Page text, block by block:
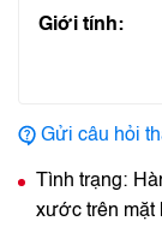
Giới tính:
Gửi câu hỏi
Tình trạng:
xước trên mặt